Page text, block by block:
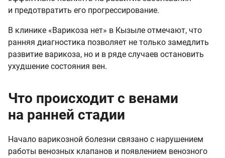
и предотвратить его прогрессирование.
В клинике «Варикоза нет» в Кызыле отмечают, что
ранняя диагностика позволяет не только замедлить
развитие варикоза, но и в ряде случаев остановить
ухудшение состояния вен.
Что происходит с венами
на ранней стадии
Начало варикозной болезни связано с нарушением
работы венозных клапанов и появлением венозного